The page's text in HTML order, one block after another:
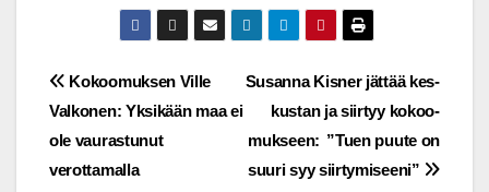
Post
navigation
Susanna Kisner jättää kes­
kus­tan ja siirtyy ko­koo­
muk­seen: ”Tuen puute on
suuri syy siir­ty­mi­see­ni”
Kokoomuksen Ville
Valkonen: Yksikään maa ei
ole vaurastunut
verottamalla